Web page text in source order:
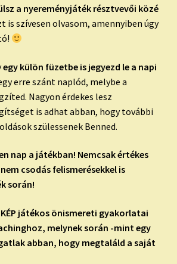
a nyereményjáték résztvevői közé
is szívesen olvasom, amennyiben úgy
egy külön füzetbe is jegyezd le a napi
erre szánt naplód, melybe a
Nagyon érdekes lesz
is adhat abban, hogy további
szülessenek Benned.
nap a játékban! Nemcsak értékes
csodás felismerésekkel is
során!
játékos önismereti gyakorlatai
melynek során -mint egy
abban, hogy megtaláld a saját